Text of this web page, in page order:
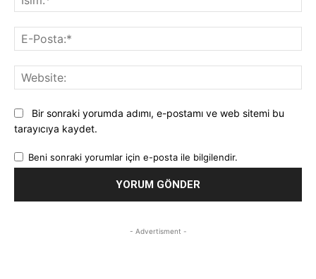
Bir sonraki yorumda adımı, e-postamı ve web sitemi bu
tarayıcıya kaydet.
Beni sonraki yorumlar için e-posta ile bilgilendir.
- Advertisment -